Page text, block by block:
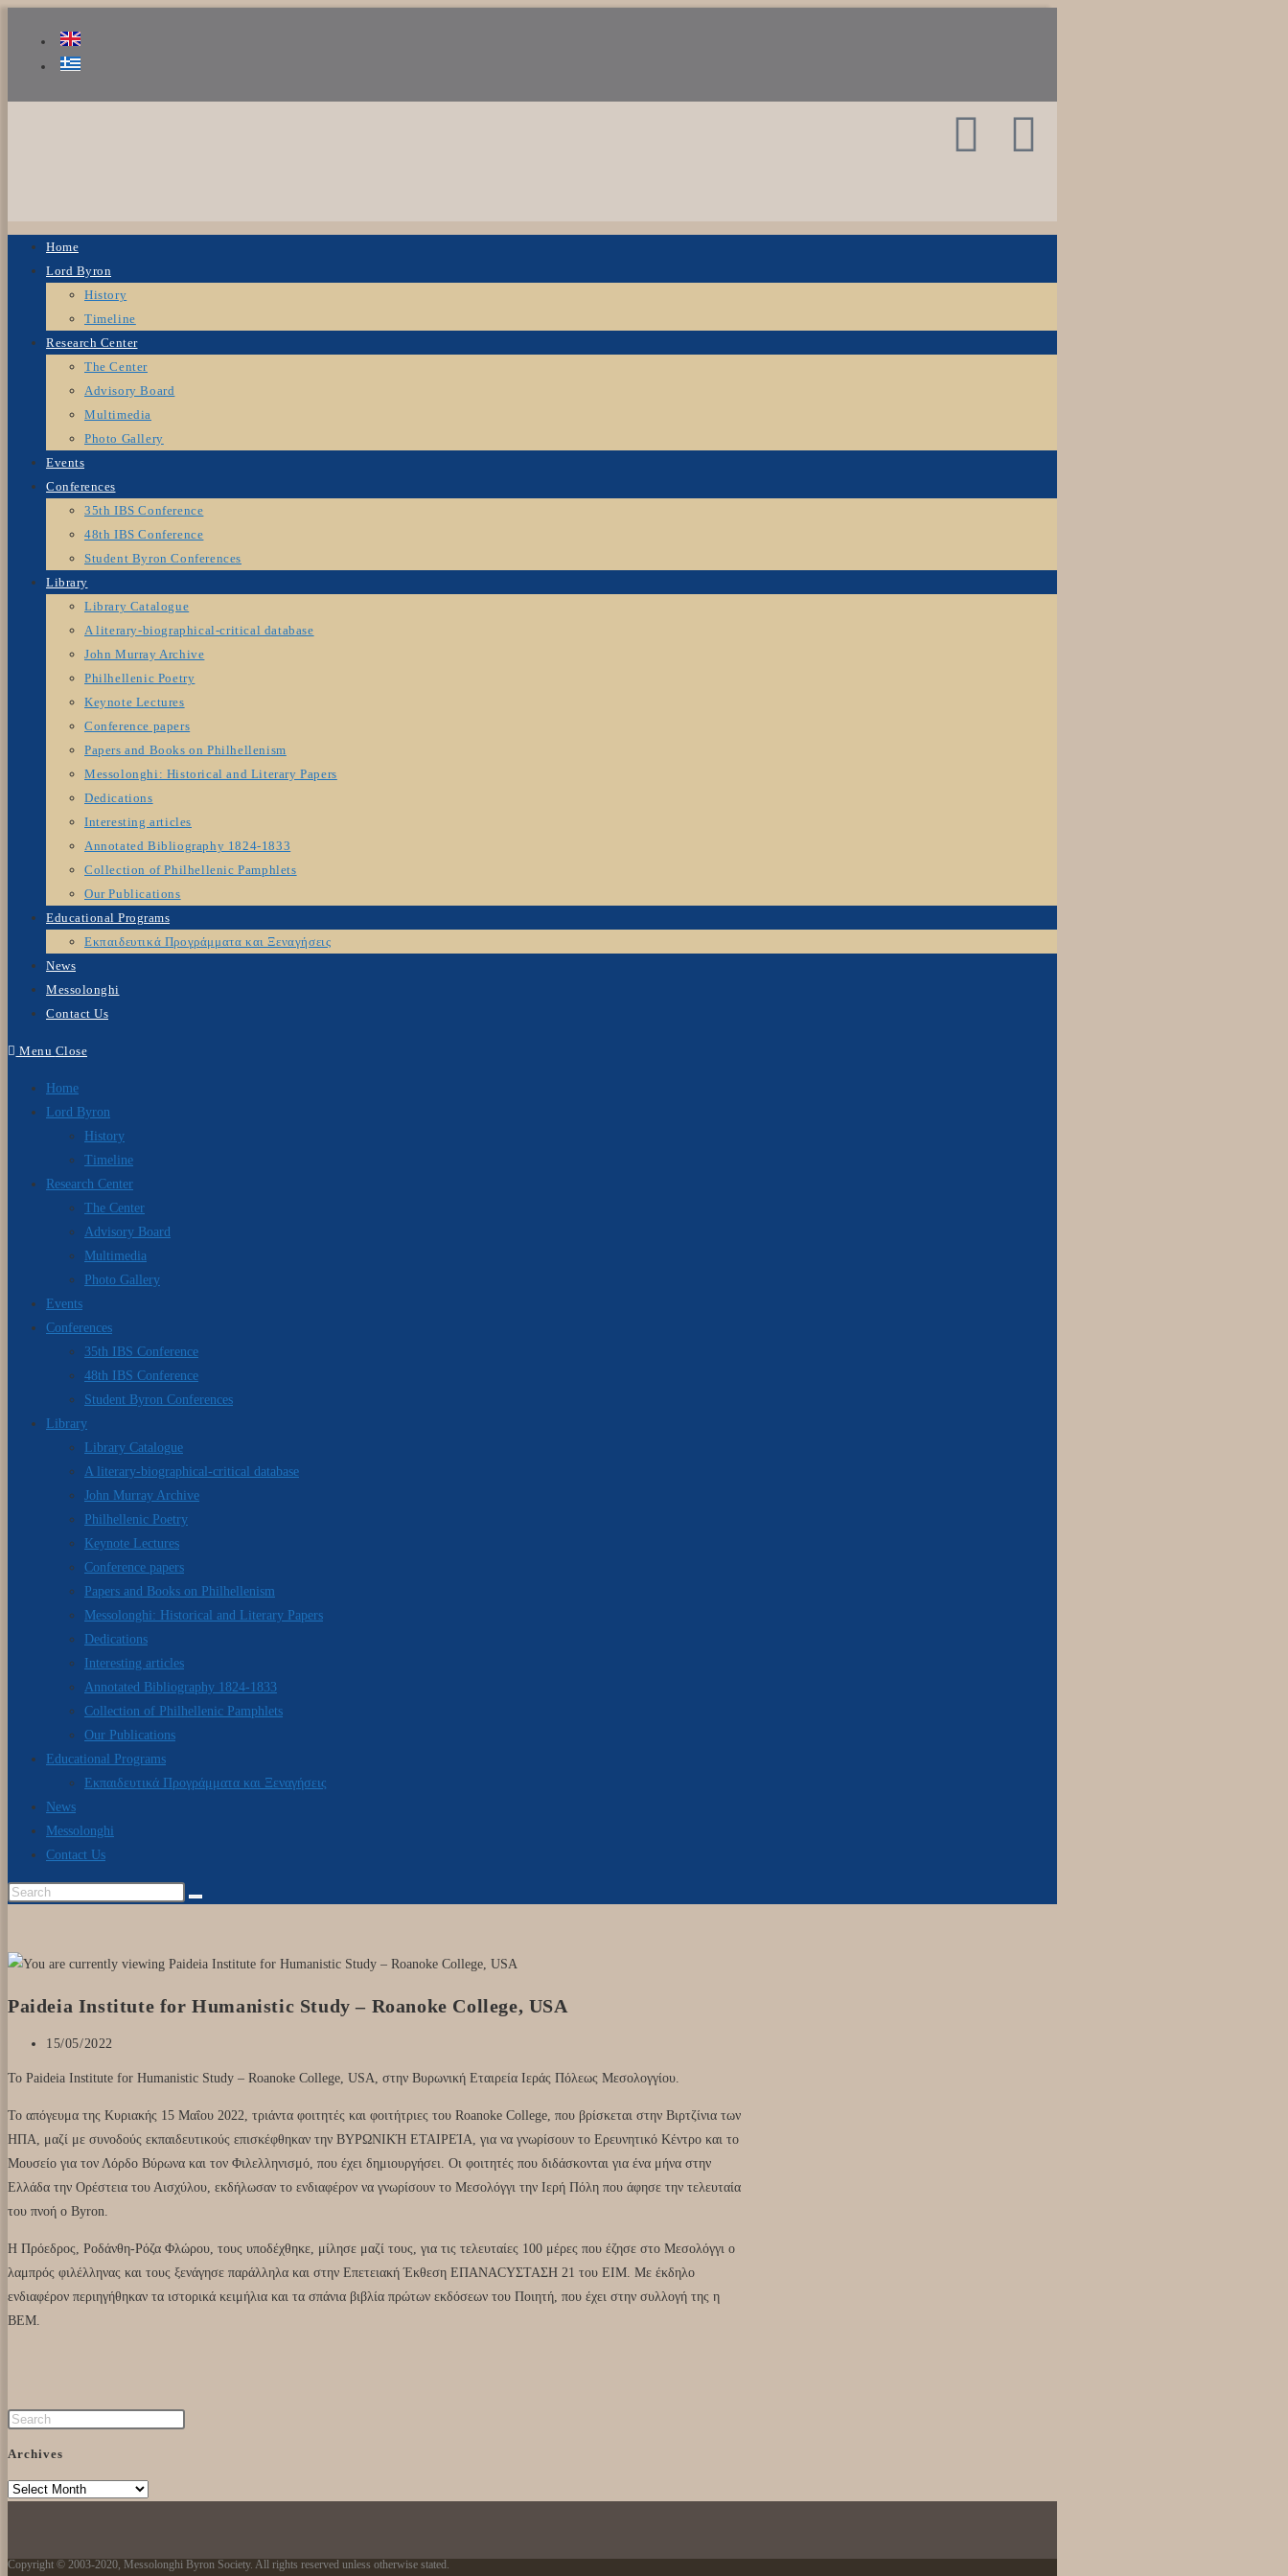
Home
Lord Byron
History
Timeline
Research Center
The Center
Advisory Board
Multimedia
Photo Gallery
Events
Conferences
35th IBS Conference
48th IBS Conference
Student Byron Conferences
Library
Library Catalogue
A literary-biographical-critical database
John Murray Archive
Philhellenic Poetry
Keynote Lectures
Conference papers
Papers and Books on Philhellenism
Messolonghi: Historical and Literary Papers
Dedications
Interesting articles
Annotated Bibliography 1824-1833
Collection of Philhellenic Pamphlets
Our Publications
Educational Programs
Εκπαιδευτικά Προγράμματα και Ξεναγήσεις
News
Messolonghi
Contact Us
Menu Close
Home
Lord Byron
History
Timeline
Research Center
The Center
Advisory Board
Multimedia
Photo Gallery
Events
Conferences
35th IBS Conference
48th IBS Conference
Student Byron Conferences
Library
Library Catalogue
A literary-biographical-critical database
John Murray Archive
Philhellenic Poetry
Keynote Lectures
Conference papers
Papers and Books on Philhellenism
Messolonghi: Historical and Literary Papers
Dedications
Interesting articles
Annotated Bibliography 1824-1833
Collection of Philhellenic Pamphlets
Our Publications
Educational Programs
Εκπαιδευτικά Προγράμματα και Ξεναγήσεις
News
Messolonghi
Contact Us
Paideia Institute for Humanistic Study – Roanoke College, USA
15/05/2022
Το Paideia Institute for Humanistic Study – Roanoke College, USA, στην Βυρωνική Εταιρεία Ιεράς Πόλεως Μεσολογγίου.
Το απόγευμα της Κυριακής 15 Μαΐου 2022, τριάντα φοιτητές και φοιτήτριες του Roanoke College, που βρίσκεται στην Βιρτζίνια των
ΗΠΑ, μαζί με συνοδούς εκπαιδευτικούς επισκέφθηκαν την ΒΥΡΩΝΙΚΉ ΕΤΑΙΡΕΊΑ, για να γνωρίσουν το Ερευνητικό Κέντρο και το
Μουσείο για τον Λόρδο Βύρωνα και τον Φιλελληνισμό, που έχει δημιουργήσει. Οι φοιτητές που διδάσκονται για ένα μήνα στην
Ελλάδα την Ορέστεια του Αισχύλου, εκδήλωσαν το ενδιαφέρον να γνωρίσουν το Μεσολόγγι την Ιερή Πόλη που άφησε την τελευταία
του πνοή ο Byron.
Η Πρόεδρος, Ροδάνθη-Ρόζα Φλώρου, τους υποδέχθηκε, μίλησε μαζί τους, για τις τελευταίες 100 μέρες που έζησε στο Μεσολόγγι ο
λαμπρός φιλέλληνας και τους ξενάγησε παράλληλα και στην Επετειακή Έκθεση ΕΠΑΝΑCYΣΤΑΣΗ 21 του ΕΙΜ. Με έκδηλο
ενδιαφέρον περιηγήθηκαν τα ιστορικά κειμήλια και τα σπάνια βιβλία πρώτων εκδόσεων του Ποιητή, που έχει στην συλλογή της η
ΒΕΜ.
Archives
Copyright © 2003-2020, Messolonghi Byron Society. All rights reserved unless otherwise stated.